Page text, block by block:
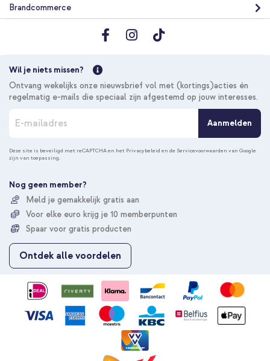
Brandcommerce
Wil je niets missen?
Ontvang wekelijks onze nieuwsbrief vol met (kortings)acties én
regelmatig e-mails die speciaal zijn afgestemd op jouw interesses.
n
n
e
u
o
p
z
Aanmelden
Deze site is beveiligd met reCAPTCHA en het Privacybeleid en de Servicevoorwaarden van Google
zijn van toepassing.
Nog geen member?
Meld je gemakkelijk gratis aan
Voor elke euro krijg je 10 memberpunten
Spaar voor gratis producten
Ontdek alle voordelen